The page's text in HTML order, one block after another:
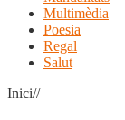
Multimèdia
Poesia
Regal
Salut
Inici//